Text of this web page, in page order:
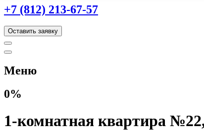
+7 (812) 213-67-57
Оставить заявку
Меню
0%
1-комнатная квартира